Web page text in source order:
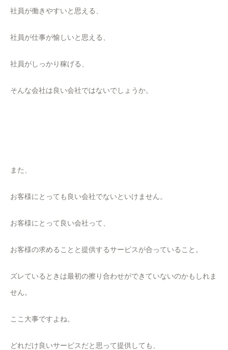
社員が働きやすいと思える、
社員が仕事が愉しいと思える、
社員がしっかり稼げる、
そんな会社は良い会社ではないでしょうか。
また、
お客様にとっても良い会社でないといけません。
お客様にとって良い会社って、
お客様の求めることと提供するサービスが合っていること。
ズレているときは最初の擦り合わせができていないのかもしれま
せん。
ここ大事ですよね。
どれだけ良いサービスだと思って提供しても、